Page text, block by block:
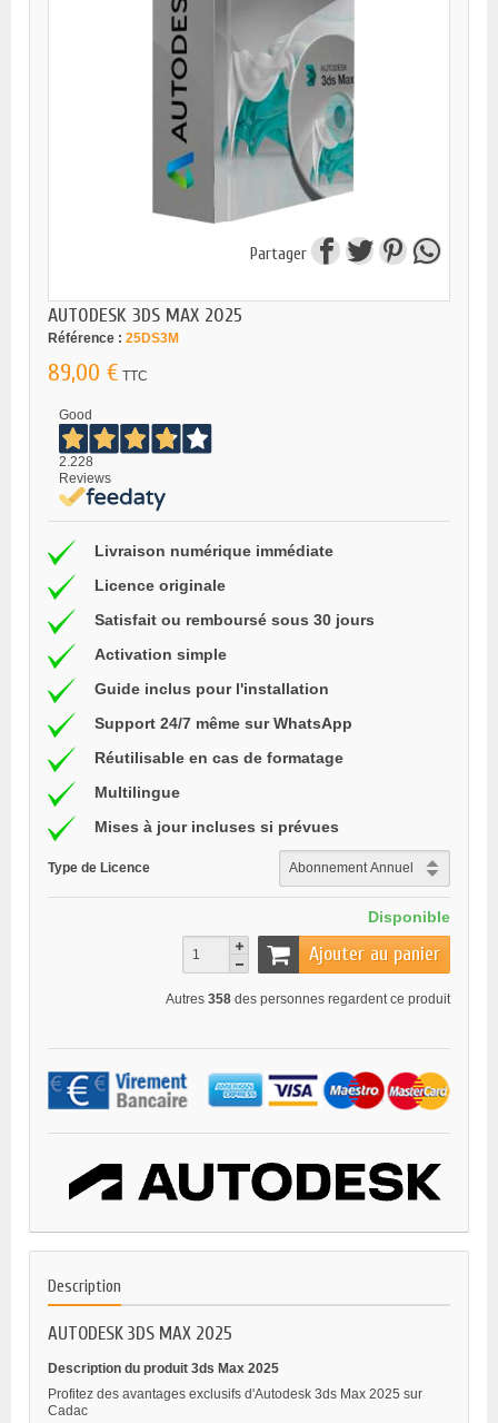
Partager
AUTODESK 3DS MAX 2025
Référence : 25DS3M
89,00 € TTC
Good
2.228
Reviews
Livraison numérique immédiate
Licence originale
Satisfait ou remboursé sous 30 jours
Activation simple
Guide inclus pour l'installation
Support 24/7 même sur WhatsApp
Réutilisable en cas de formatage
Multilingue
Mises à jour incluses si prévues
Type de Licence
Disponible
Ajouter au panier
Autres 358 des personnes regardent ce produit
Description
AUTODESK 3DS MAX 2025
Description du produit 3ds Max 2025
Profitez des avantages exclusifs d'Autodesk 3ds Max 2025 sur
Cadac